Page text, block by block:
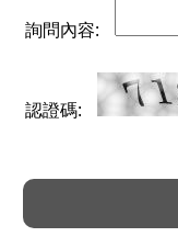
詢問內容:
認證碼: